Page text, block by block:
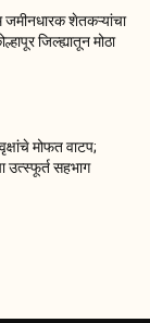
शेतकऱ्यांचा
जिल्ह्यातून मोठा
मोफत वाटप;
उत्स्फूर्त सहभाग